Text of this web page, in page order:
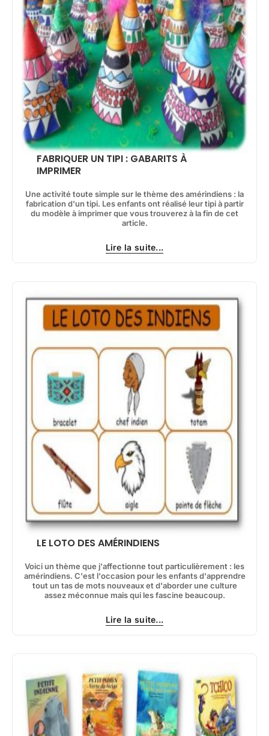
FABRIQUER UN TIPI : GABARITS À
IMPRIMER
Une activité toute simple sur le thème des amérindiens : la
fabrication d'un tipi. Les enfants ont réalisé leur tipi à partir
du modèle à imprimer que vous trouverez à la fin de cet
article.
Lire la suite...
LE LOTO DES AMÉRINDIENS
Voici un thème que j'affectionne tout particulièrement : les
amérindiens. C'est l'occasion pour les enfants d'apprendre
tout un tas de mots nouveaux et d'aborder une culture
assez méconnue mais qui les fascine beaucoup.
Lire la suite...